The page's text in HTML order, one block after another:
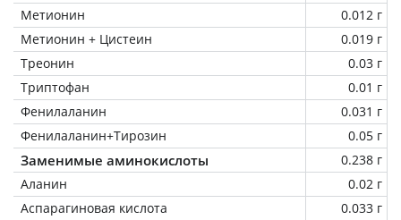
Метионин
0.012 г
Метионин + Цистеин
0.019 г
Треонин
0.03 г
Триптофан
0.01 г
Фенилаланин
0.031 г
Фенилаланин+Тирозин
0.05 г
Заменимые аминокислоты
0.238 г
Аланин
0.02 г
Аспарагиновая кислота
0.033 г